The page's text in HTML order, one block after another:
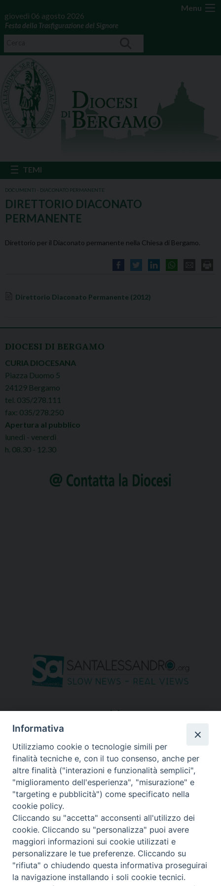
Menu
giovedì 06 agosto 2026
Festa della Trasfigurazione del Signore
DOCUMENTI - DIACONATO PERMANENTE
DIRETTORIO DIACONATO
PERMANENTE
Direttorio per il Diaconato permanente nella Chiesa di Bergamo.
Direttorio Diaconato Permanente (2012)
DIOCESI DI BERGAMO
CURIA DIOCESANA
Piazza Duomo 5
24129 Bergamo
tel. 035/278.111
fax: 035/278.250
Apertura al pubblico
lunedì - venerdì
h. 08.30 - 12.30
seguici su
Copyright © 2026 Diocesi di Bergamo - C. F. 01072200163 - Tutti i
diritti riservati. -Note legali -Privacy policy
Informativa
Utilizziamo cookie o tecnologie simili per
finalità tecniche e, con il tuo consenso, anche per
altre finalità ("interazioni e funzionalità semplici",
"miglioramento dell'esperienza", "misurazione" e
"targeting e pubblicità") come specificato nella
cookie policy.
Cliccando su "accetta" acconsenti all'utilizzo dei
cookie. Cliccando su "personalizza" puoi avere
maggiori informazioni sui cookie utilizzati e
personalizzare le tue preferenze. Cliccando su
"rifiuta" o chiudendo questa informativa proseguirai
la navigazione installando i soli cookie tecnici.